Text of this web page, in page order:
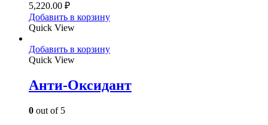
5,220.00 ₽
Добавить в корзину
Quick View
Добавить в корзину
Quick View
Анти-Оксидант
0 out of 5